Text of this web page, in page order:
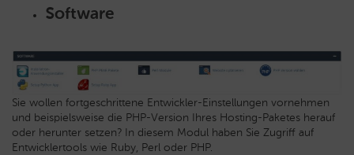
Software
Sie wollen fortgeschrittene Entwickler-Einstellungen vornehmen
und beispielsweise die PHP-Version Ihres Hosting-Paketes herauf
oder herunter setzen? In diesem Modul haben Sie Zugriff auf
Entwicklertools wie Ruby, Perl oder PHP.